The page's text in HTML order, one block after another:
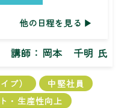
他の日程を見る
講師： 岡本 千明 氏
ブ）
中堅社員
・生産性向上